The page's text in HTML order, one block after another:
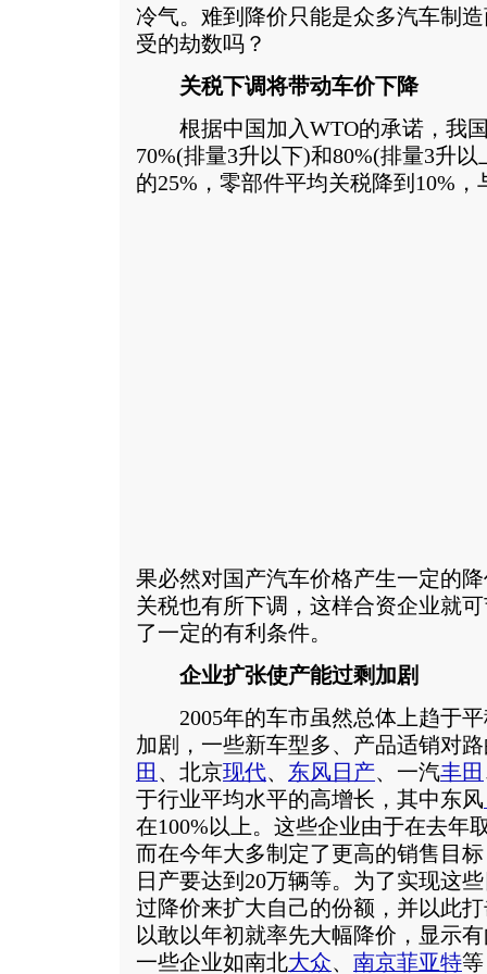
冷气。难到降价只能是众多汽车制
受的劫数吗？
关税下调将带动车价下降
根据中国加入WTO的承诺，我国
70%(排量3升以下)和80%(排量3升
的25%，零部件平均关税降到10%
果必然对国产汽车价格产生一定的
关税也有所下调，这样合资企业就
了一定的有利条件。
企业扩张使产能过剩加剧
2005年的车市虽然总体上趋于平
加剧，一些新车型多、产品适销对
田 、北京现代、 东风日产、一汽丰田
于行业平均水平的高增长，其中东风
在100%以上。这些企业由于在去年
而在今年大多制定了更高的销售目
日产要达到20万辆等。为了实现这
过降价来扩大自己的份额，并以此
以敢以年初就率先大幅降价，显示
一些企业如南北大众、 南京菲亚特